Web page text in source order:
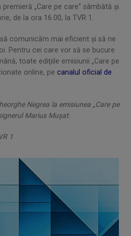
„Care pe care” sâmbătă şi
de la ora 16.00, la TVR 1.
comunicăm mai eficient și să ne
Pentru cei care vor să se bucure
toate ediţiile emisiunii „Care pe
online, pe canalul oficial de
Negrea la emisiunea „Care pe
Marius Mușat.
1